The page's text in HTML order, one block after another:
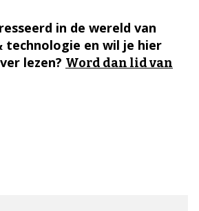
in de wereld van
technologie en wil je hier
lezen? Word dan lid van